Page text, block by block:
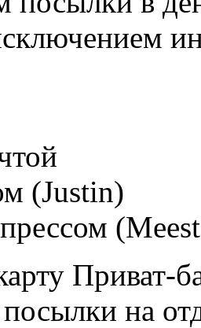
(Justin)
Приват-
на